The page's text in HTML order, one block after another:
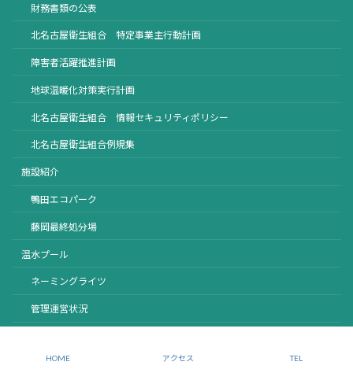
財務書類の公表
北名古屋衛生組合 特定事業主行動計画
障害者活躍推進計画
地球温暖化対策実行計画
北名古屋衛生組合 情報セキュリティポリシー
北名古屋衛生組合例規集
施設紹介
鴨田エコパーク
藤岡最終処分場
温水プール
ネーミングライツ
管理運営状況
HOME アクセス TEL